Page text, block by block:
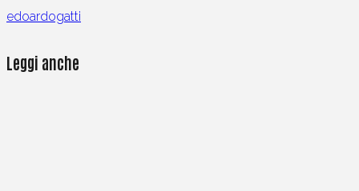
edoardogatti
Leggi anche